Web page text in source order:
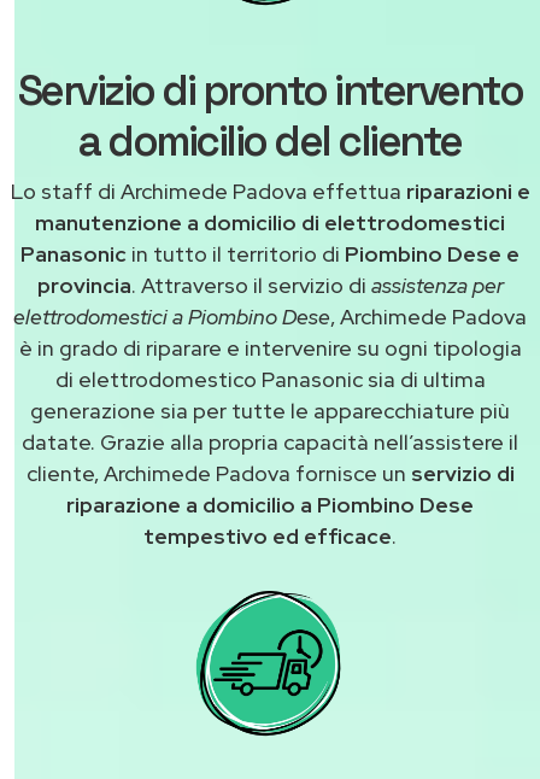
Servizio di pronto intervento
a domicilio del cliente
Lo staff di Archimede Padova effettua riparazioni e
manutenzione a domicilio di elettrodomestici
Panasonic in tutto il territorio di Piombino Dese e
provincia. Attraverso il servizio di assistenza per
elettrodomestici a Piombino Dese, Archimede Padova
è in grado di riparare e intervenire su ogni tipologia
di elettrodomestico Panasonic sia di ultima
generazione sia per tutte le apparecchiature più
datate. Grazie alla propria capacità nell’assistere il
cliente, Archimede Padova fornisce un servizio di
riparazione a domicilio a Piombino Dese
tempestivo ed efficace.